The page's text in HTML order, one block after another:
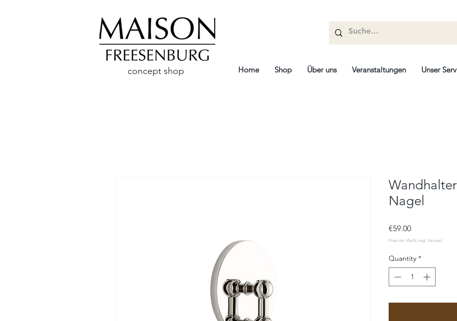
concept shop Home Shop Über uns Veranstaltungen Unser
Nagel
€59.00Price
Quantity *